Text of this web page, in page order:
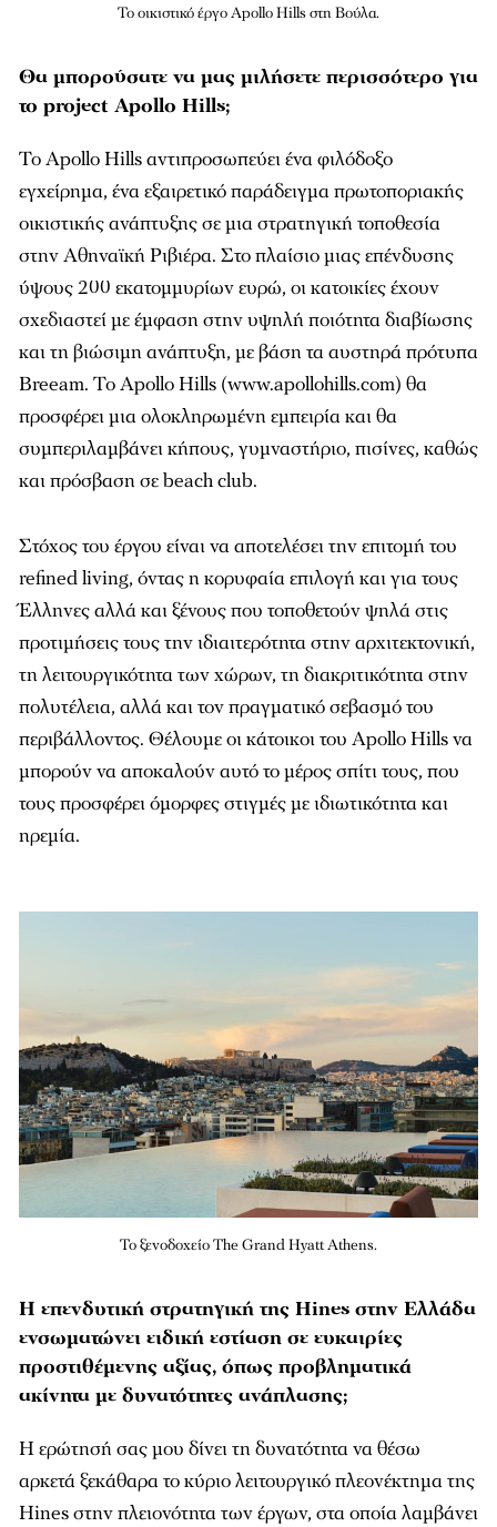
Το οικιστικό έργο Apollo Hills στη Βούλα.
Θα μπορούσατε να μας μιλήσετε περισσότερο για
το project Apollo Hills;
Το Apollo Hills αντιπροσωπεύει ένα φιλόδοξο
εγχείρηµα, ένα εξαιρετικό παράδειγµα πρωτοποριακής
οικιστικής ανάπτυξης σε µια στρατηγική τοποθεσία
στην Αθηναϊκή Ριβιέρα. Στο πλαίσιο µιας επένδυσης
ύψους 200 εκατοµµυρίων ευρώ, οι κατοικίες έχουν
σχεδιαστεί µε έµφαση στην υψηλή ποιότητα διαβίωσης
και τη βιώσιµη ανάπτυξη, µε βάση τα αυστηρά πρότυπα
Breeam. Το Apollo Hills (www.apollohills.com) θα
προσφέρει µια ολοκληρωµένη εµπειρία και θα
συµπεριλαµβάνει κήπους, γυµναστήριο, πισίνες, καθώς
και πρόσβαση σε beach club.
Στόχος του έργου είναι να αποτελέσει την επιτοµή του
refined living, όντας η κορυφαία επιλογή και για τους
Έλληνες αλλά και ξένους που τοποθετούν ψηλά στις
προτιµήσεις τους την ιδιαιτερότητα στην αρχιτεκτονική,
τη λειτουργικότητα των χώρων, τη διακριτικότητα στην
πολυτέλεια, αλλά και τον πραγµατικό σεβασµό του
περιβάλλοντος. Θέλουµε οι κάτοικοι του Apollo Hills να
µπορούν να αποκαλούν αυτό το µέρος σπίτι τους, που
τους προσφέρει όµορφες στιγµές µε ιδιωτικότητα και
ηρεµία.
Το ξενοδοχείο The Grand Hyatt Athens.
Η επενδυτική στρατηγική της Hines στην Ελλάδα
ενσωματώνει ειδική εστίαση σε ευκαιρίες
προστιθέμενης αξίας, όπως προβληματικά
ακίνητα με δυνατότητες ανάπλασης;
Η ερώτησή σας µου δίνει τη δυνατότητα να θέσω
αρκετά ξεκάθαρα το κύριο λειτουργικό πλεονέκτηµα της
Hines στην πλειονότητα των έργων, στα οποία λαµβάνει